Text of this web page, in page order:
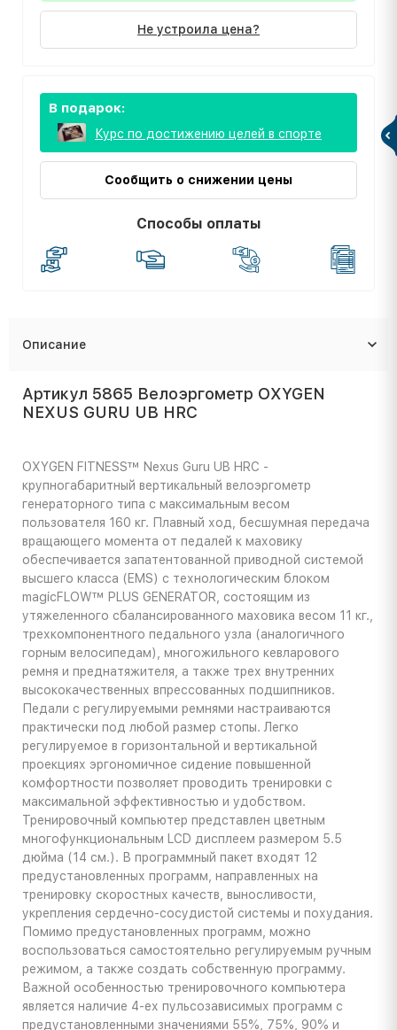
Не устроила цена?
В подарок:
Курс по достижению целей в спорте
Сообщить о снижении цены
Способы оплаты
Описание
Артикул 5865 Велоэргометр OXYGEN
NEXUS GURU UB HRC
OXYGEN FITNESS™ Nexus Guru UB HRC -
крупногабаритный вертикальный велоэргометр
генераторного типа с максимальным весом
пользователя 160 кг. Плавный ход, бесшумная передача
вращающего момента от педалей к маховику
обеспечивается запатентованной приводной системой
высшего класса (EMS) с технологическим блоком
magicFLOW™ PLUS GENERATOR, состоящим из
утяжеленного сбалансированного маховика весом 11 кг.,
трехкомпонентного педального узла (аналогичного
горным велосипедам), многожильного кевларового
ремня и преднатяжителя, а также трех внутренних
высококачественных впрессованных подшипников.
Педали с регулируемыми ремнями настраиваются
практически под любой размер стопы. Легко
регулируемое в горизонтальной и вертикальной
проекциях эргономичное сидение повышенной
комфортности позволяет проводить тренировки с
максимальной эффективностью и удобством.
Тренировочный компьютер представлен цветным
многофункциональным LCD дисплеем размером 5.5
дюйма (14 см.). В программный пакет входят 12
предустановленных программ, направленных на
тренировку скоростных качеств, выносливости,
укрепления сердечно-сосудистой системы и похудания.
Помимо предустановленных программ, можно
воспользоваться самостоятельно регулируемым ручным
режимом, а также создать собственную программу.
Важной особенностью тренировочного компьютера
является наличие 4-ех пульсозависимых программ с
предустановленными значениями 55%, 75%, 90% и